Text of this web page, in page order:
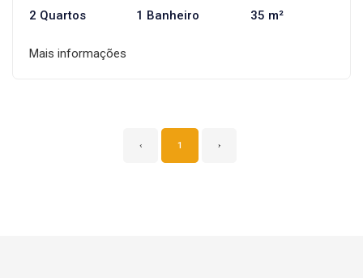
2 Quartos 1 Banheiro 35 m²
Mais informações
‹ 1 ›